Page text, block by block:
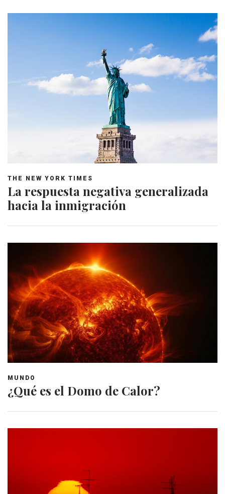
THE NEW YORK TIMES
La respuesta negativa generalizada
hacia la inmigración
MUNDO
¿Qué es el Domo de Calor?